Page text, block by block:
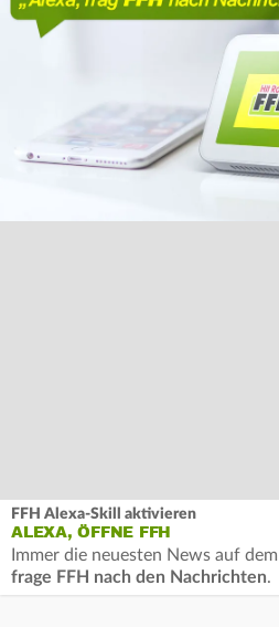
FFH Alexa-Skill aktivieren
ALEXA, ÖFFNE FFH
Immer die neuesten News auf
frage FFH nach den Nachrichten.